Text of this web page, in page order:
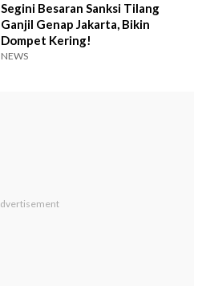
Segini Besaran Sanksi Tilang
Ganjil Genap Jakarta, Bikin
Dompet Kering!
NEWS